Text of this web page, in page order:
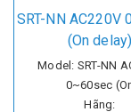
SRT-NN AC220V
(On delay)
Model: SRT-NN
0~60sec
Hãng: